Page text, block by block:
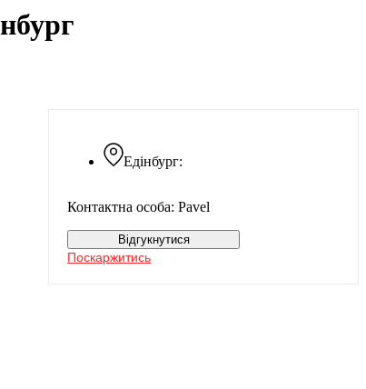
Едінбург:
Контактна особа: Pavel
Відгукнутися
Поскаржитись